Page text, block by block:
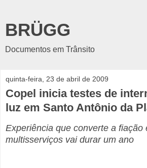
BRÜGG
Documentos em Trânsito
quinta-feira, 23 de abril de 2009
Copel inicia testes de
luz em Santo Antônio da
Experiência que converte a fiação
multisserviços vai durar um ano